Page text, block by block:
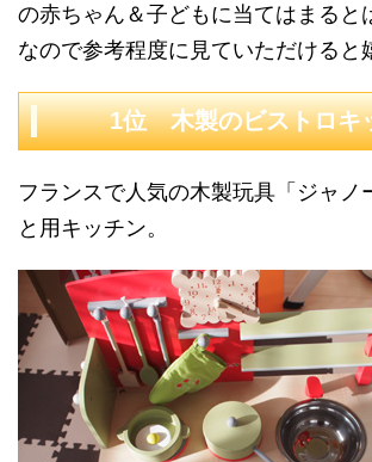
の赤ちゃん＆子どもに当てはまると
なので参考程度に見ていただけると
1位 木製のビストロキ
フランスで人気の木製玩具「ジャノ
と用キッチン。